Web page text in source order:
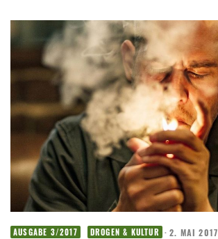
AUSGABE 3/2017 DROGEN & KULTUR · 2. MAI 2017